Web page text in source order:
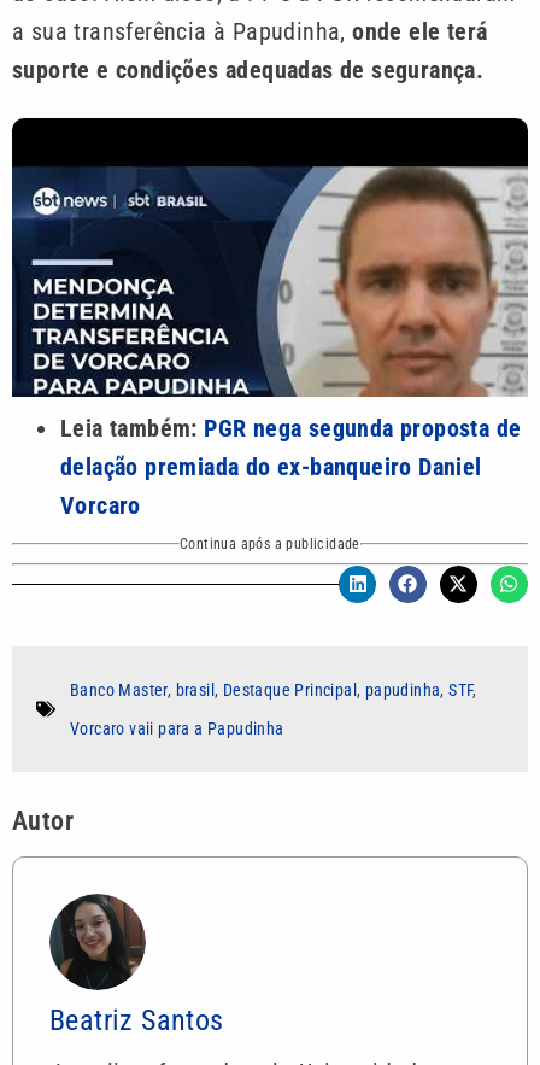
a sua transferência à Papudinha,onde ele terá
suporte e condições adequadas de segurança.
Leia também: PGR nega segunda proposta de
delação premiada do ex-banqueiro Daniel
Vorcaro
Continua após a publicidade
Banco Master, brasil, Destaque Principal, papudinha,STF,
Vorcaro vaii para a Papudinha
Autor
Beatriz Santos